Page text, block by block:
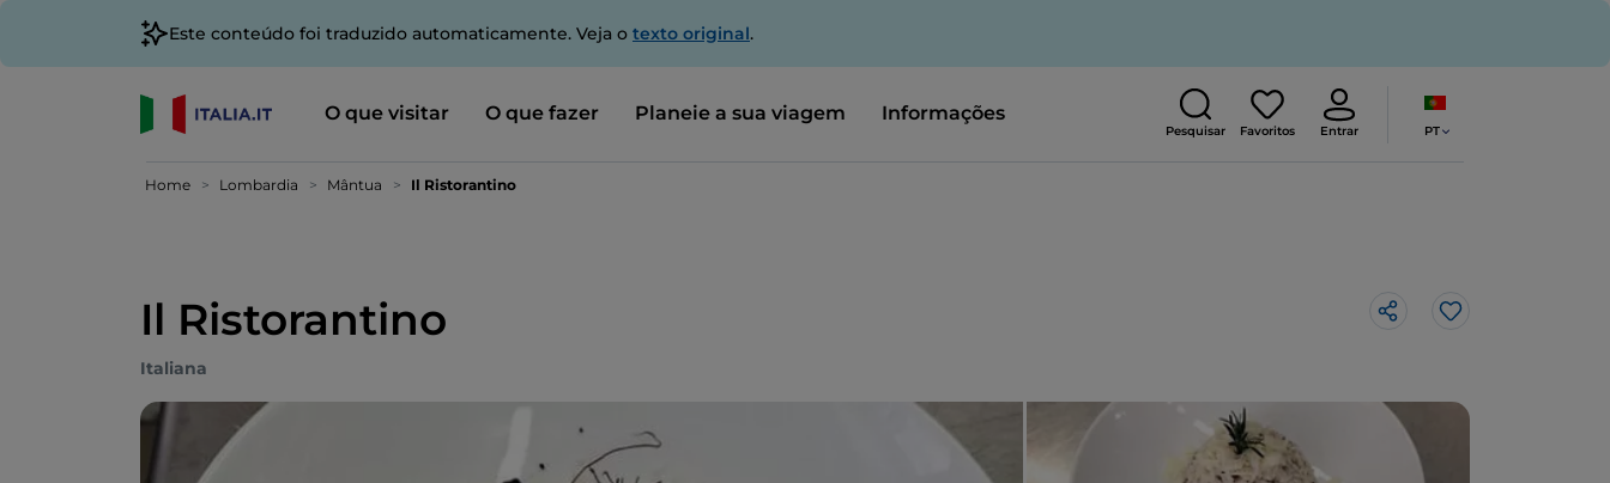
Este conteúdo foi traduzido automaticamente. Veja o texto original.
O que visitar O que fazer Planeie a sua viagem Informações
Pesquisar Favoritos Entrar PT
Home Lombardia Mântua Il Ristorantino
Il Ristorantino Gosto
Italiana